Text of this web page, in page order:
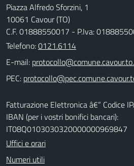
Piazza Alfredo Sforzini, 1
10061 Cavour (TO)
C.F. 01888550017 - P.Iva:
Telefono:0121.6114
E-mail:
PEC:
Fatturazione Elettronica â€“ Codice
IBAN (per i vostri bonifici bancari):
IT08Q0103030320000000969847
Uffici e orari
Numeri utili